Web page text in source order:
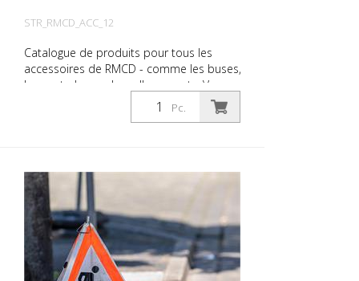
STR_RMCD_ACC_12
Catalogue de produits pour tous les
accessoires de RMCD - comme les buses,
les porte-buses, les rallonges, etc. Vous
pouvez utiliser le catalogue sous
Téléchargements dans la langue de votre
veuillez nous le faire savoir. Vous naviguez
très facilement en cliquant sur l'image
correspondante pour accéder à la page
correspondante. Si vous avez besoin
d'informations supplémentaires, cliquez
sur l'image du produit. Vous serez alors
redirigé vers notre site web. Vous pouvez
Pc.